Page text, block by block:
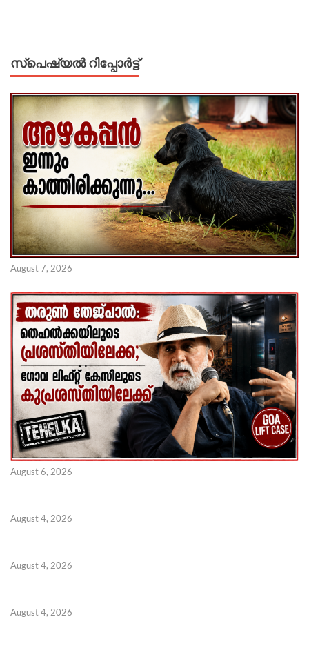
സ്പെഷ്യൽ റിപ്പോര്‍ട്ട്
August 7, 2026
August 6, 2026
August 4, 2026
August 4, 2026
August 4, 2026